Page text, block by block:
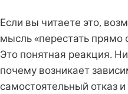
Если вы читаете это,
мысль «перестать
Это понятная реакция.
почему возникает
самостоятельный отказ